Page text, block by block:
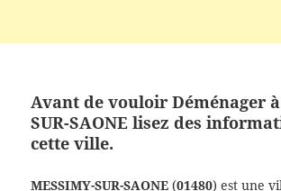
Avant de vouloir Déménager à
SUR-SAONE lisez des
cette ville.
MESSIMY-SUR-SAONE (01480) est une